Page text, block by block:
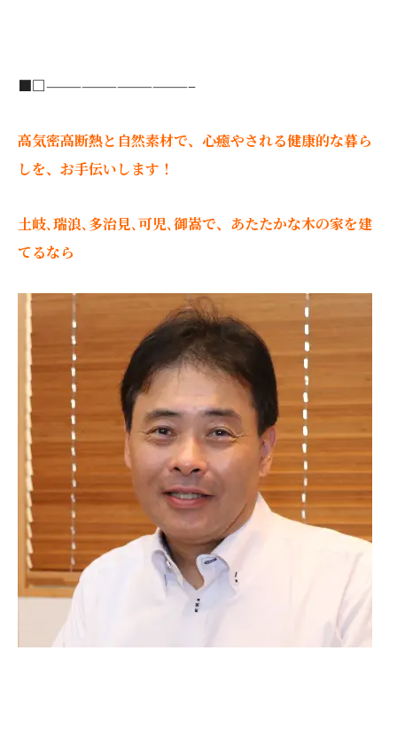
■□————————————–
高気密高断熱と自然素材で、心癒やされる健康的な暮ら
しを、お手伝いします！
土岐､瑞浪､多治見､可児､御嵩で、あたたかな木の家を建
てるなら